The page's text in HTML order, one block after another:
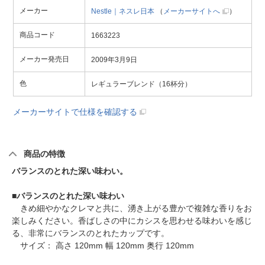
メーカー Nestle｜ネスレ日本 （ メーカーサイトへ ）
商品コード 1663223
メーカー発売日 2009年3月9日
色 レギュラーブレンド（16杯分）
メーカーサイトで仕様を確認する
商品の特徴
バランスのとれた深い味わい。
■バランスのとれた深い味わい
きめ細やかなクレマと共に、湧き上がる豊かで複雑な香りをお
楽しみください。香ばしさの中にカシスを思わせる味わいを感じ
る、非常にバランスのとれたカップです。
サイズ： 高さ 120mm 幅 120mm 奥行 120mm